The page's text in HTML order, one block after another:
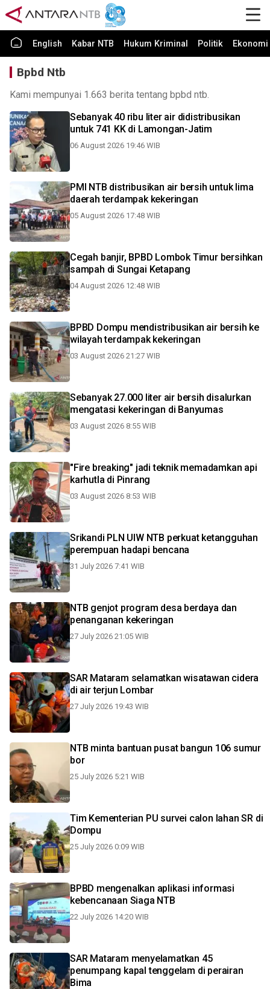
English Kabar NTB Hukum Kriminal Politik
Bpbd Ntb
Kami mempunyai 1.663 berita tentang bpbd ntb.
Sebanyak 40 ribu liter air didistribusikan
untuk 741 KK di Lamongan-Jatim
06 August 2026 19:46 WIB
PMI NTB distribusikan air bersih untuk lima
daerah terdampak kekeringan
05 August 2026 17:48 WIB
Cegah banjir, BPBD Lombok Timur bersihkan
sampah di Sungai Ketapang
04 August 2026 12:48 WIB
BPBD Dompu mendistribusikan air bersih ke
wilayah terdampak kekeringan
03 August 2026 21:27 WIB
Sebanyak 27.000 liter air bersih disalurkan
mengatasi kekeringan di Banyumas
03 August 2026 8:55 WIB
"Fire breaking" jadi teknik memadamkan api
karhutla di Pinrang
03 August 2026 8:53 WIB
Srikandi PLN UIW NTB perkuat ketangguhan
perempuan hadapi bencana
31 July 2026 7:41 WIB
NTB genjot program desa berdaya dan
penanganan kekeringan
27 July 2026 21:05 WIB
SAR Mataram selamatkan wisatawan cidera
di air terjun Lombar
27 July 2026 19:43 WIB
NTB minta bantuan pusat bangun 106 sumur
bor
25 July 2026 5:21 WIB
Tim Kementerian PU survei calon lahan SR di
Dompu
25 July 2026 0:09 WIB
BPBD mengenalkan aplikasi informasi
kebencanaan Siaga NTB
22 July 2026 14:20 WIB
SAR Mataram menyelamatkan 45
penumpang kapal tenggelam di perairan
Bima